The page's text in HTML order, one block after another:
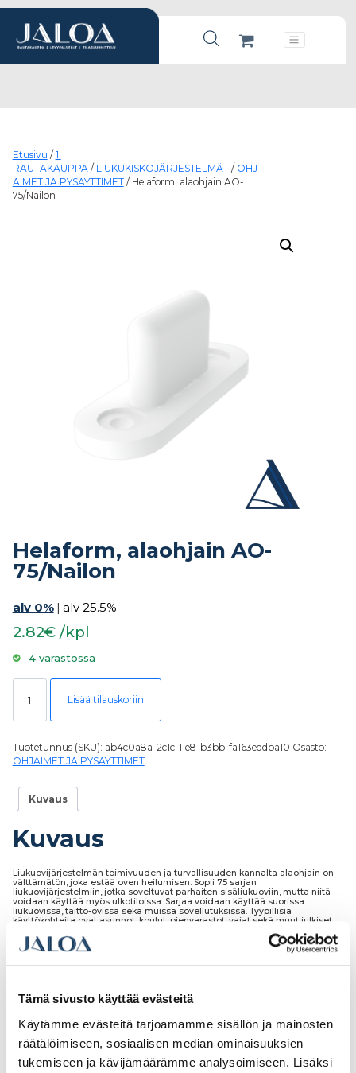
Tämä sivusto käyttää evästeitä
Käytämme evästeitä tarjoamamme sisällön ja mainosten
räätälöimiseen, sosiaalisen median ominaisuuksien
tukemiseen ja kävijämäärämme analysoimiseen. Lisäksi
Products search
Päävalikko
Etusivu / 1.
RAUTAKAUPPA/ LIUKUKISKOJÄRJESTELMÄT/ OHJ
AIMET JA PYSÄYTTIMET/ Helaform, alaohjain AO-
75/Nailon
Helaform, alaohjain AO-
75/Nailon
alv 0% | alv 25.5%
2.82€ /kpl
4 varastossa
Helaform, alaohjain AO-75/Nailon määrä
Lisää tilauskoriin
Tuotetunnus (SKU): ab4c0a8a-2c1c-11e8-b3bb-fa163eddba10 Osasto:
OHJAIMET JA PYSÄYTTIMET
Kuvaus
Kuvaus
Liukuovijärjestelmän toimivuuden ja turvallisuuden kannalta alaohjain on
välttämätön, joka estää oven heilumisen. Sopii 75 sarjan
liukuovijärjestelmiin, jotka soveltuvat parhaiten sisäliukuoviin, mutta niitä
voidaan käyttää myös ulkotiloissa. Sarjaa voidaan käyttää suorissa
liukuovissa, taitto-ovissa sekä muissa sovellutuksissa. Tyypillisiä
käyttökohteita ovat asunnot, koulut, pienvarastot, vajat sekä muut julkiset
Tutustu myös